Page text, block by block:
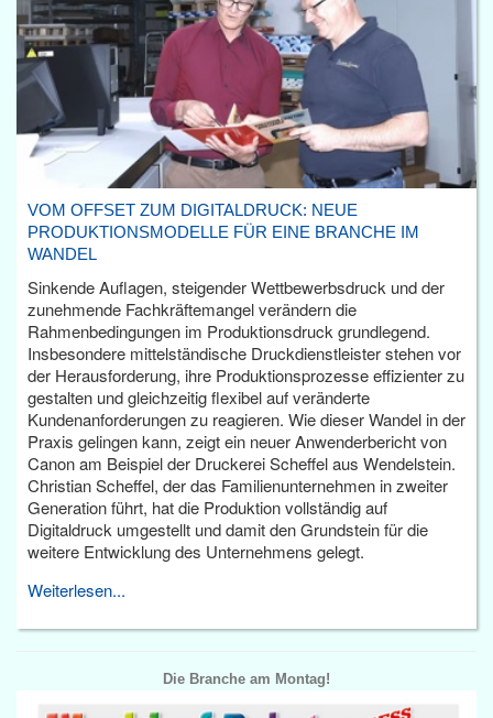
VOM OFFSET ZUM DIGITALDRUCK: NEUE
PRODUKTIONSMODELLE FÜR EINE BRANCHE IM
WANDEL
Sinkende Auflagen, steigender Wettbewerbsdruck und der
zunehmende Fachkräftemangel verändern die
Rahmenbedingungen im Produktionsdruck grundlegend.
Insbesondere mittelständische Druckdienstleister stehen vor
der Herausforderung, ihre Produktionsprozesse effizienter zu
gestalten und gleichzeitig flexibel auf veränderte
Kundenanforderungen zu reagieren. Wie dieser Wandel in der
Praxis gelingen kann, zeigt ein neuer Anwenderbericht von
Canon am Beispiel der Druckerei Scheffel aus Wendelstein.
Christian Scheffel, der das Familienunternehmen in zweiter
Generation führt, hat die Produktion vollständig auf
Digitaldruck umgestellt und damit den Grundstein für die
weitere Entwicklung des Unternehmens gelegt.
Weiterlesen...
Die Branche am Montag!